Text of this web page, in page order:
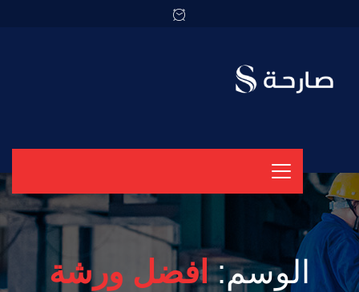
الوسم:افضل ورشة